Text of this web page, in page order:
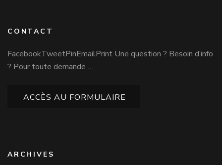
CONTACT
FacebookTweetPinEmailPrint Une question ? Besoin d’info
? Pour toute demande …
ACCÈS AU FORMULAIRE
ARCHIVES